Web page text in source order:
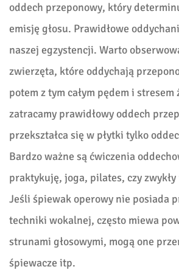
oddech przeponowy, który
emisję głosu. Prawidłowe
naszej egzystencji. Warto
zwierzęta, które oddychają
potem z tym całym pędem i stresem
zatracamy prawidłowy oddech
przekształca się w płytki tylko
Bardzo ważne są ćwiczenia
praktykuję, joga, pilates, czy
Jeśli śpiewak operowy nie posiada
techniki wokalnej, często miewa
strunami głosowymi, mogą one
śpiewacze itp.